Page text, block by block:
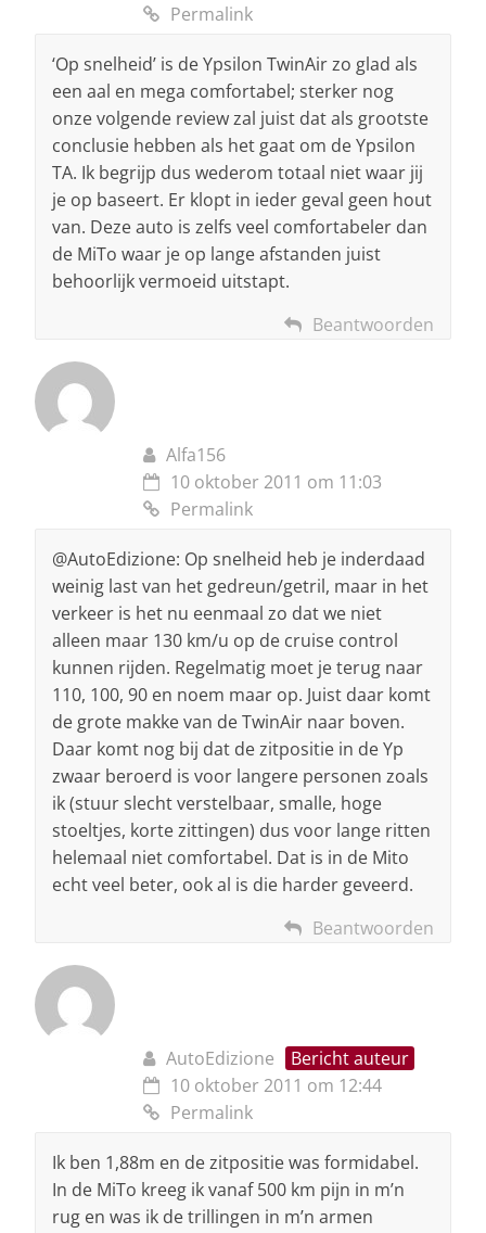
Permalink
‘Op snelheid’ is de Ypsilon TwinAir zo glad als
een aal en mega comfortabel; sterker nog
onze volgende review zal juist dat als grootste
conclusie hebben als het gaat om de Ypsilon
TA. Ik begrijp dus wederom totaal niet waar jij
je op baseert. Er klopt in ieder geval geen hout
van. Deze auto is zelfs veel comfortabeler dan
de MiTo waar je op lange afstanden juist
behoorlijk vermoeid uitstapt.
Beantwoorden
Alfa156
10 oktober 2011 om 11:03
Permalink
@AutoEdizione: Op snelheid heb je inderdaad
weinig last van het gedreun/getril, maar in het
verkeer is het nu eenmaal zo dat we niet
alleen maar 130 km/u op de cruise control
kunnen rijden. Regelmatig moet je terug naar
110, 100, 90 en noem maar op. Juist daar komt
de grote makke van de TwinAir naar boven.
Daar komt nog bij dat de zitpositie in de Yp
zwaar beroerd is voor langere personen zoals
ik (stuur slecht verstelbaar, smalle, hoge
stoeltjes, korte zittingen) dus voor lange ritten
helemaal niet comfortabel. Dat is in de Mito
echt veel beter, ook al is die harder geveerd.
Beantwoorden
AutoEdizione
Bericht auteur
10 oktober 2011 om 12:44
Permalink
Ik ben 1,88m en de zitpositie was formidabel.
In de MiTo kreeg ik vanaf 500 km pijn in m’n
rug en was ik de trillingen in m’n armen